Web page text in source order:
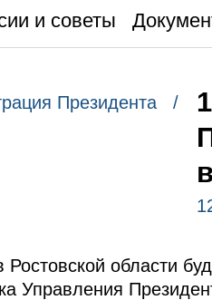
и советы
Президента /
Ростовской области
Управления